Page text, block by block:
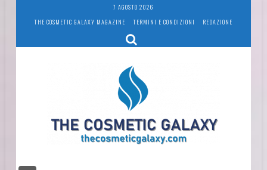
7 AGOSTO 2026
THE COSMETIC GALAXY MAGAZINE
TERMINI E CONDIZIONI REDAZIONE